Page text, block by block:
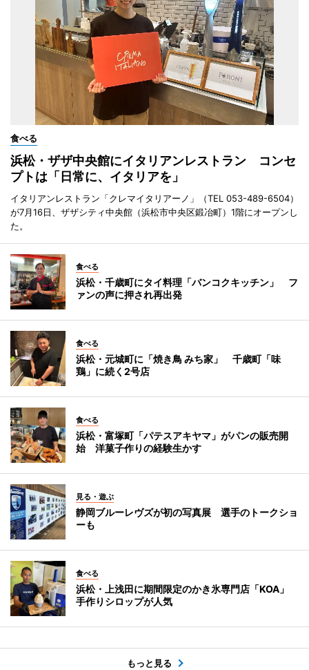
食べる
浜松・ザザ中央館にイタリアンレストラン コンセ
プトは「日常に、イタリアを」
イタリアンレストラン「クレマイタリアーノ」（TEL 053-489-6504）
が7月16日、ザザシティ中央館（浜松市中央区鍛冶町）1階にオープンし
た。
食べる
浜松・千歳町にタイ料理「バンコクキッチン」 フ
ァンの声に押され再出発
食べる
浜松・元城町に「焼き鳥 みち家」 千歳町「味
鶏」に続く2号店
食べる
浜松・富塚町「パテスアキヤマ」がパンの販売開
始 洋菓子作りの経験生かす
見る・遊ぶ
静岡ブルーレヴズが初の写真展 選手のトークショ
ーも
食べる
浜松・上浅田に期間限定のかき氷専門店「KOA」
手作りシロップが人気
もっと見る